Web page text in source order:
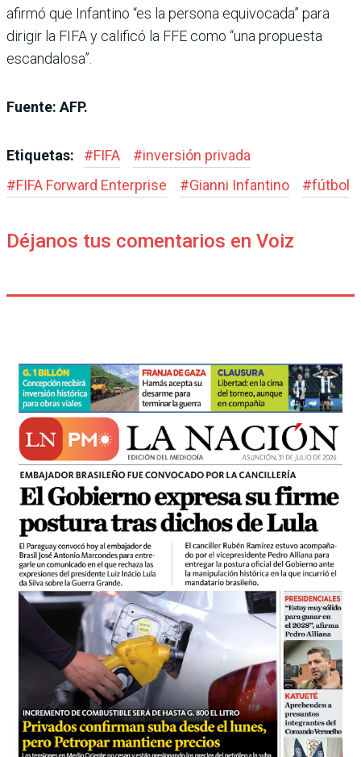
afirmó que Infantino “es la persona equivocada” para
dirigir la FIFA y calificó la FFE como “una propuesta
escandalosa”.
Fuente: AFP.
Etiquetas: #FIFA #inversión privada
#FIFA Forward Enterprise #Gianni Infantino #fútbol
Déjanos tus comentarios en Voiz